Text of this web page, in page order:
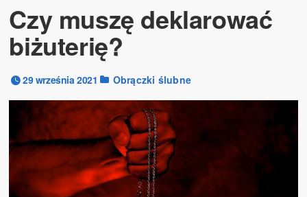
Czy muszę deklarować
biżuterię?
29 września 2021 Obrączki ślubne